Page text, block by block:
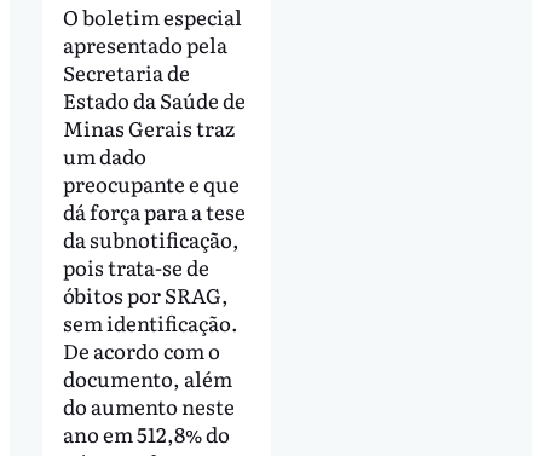
O boletim especial
apresentado pela
Secretaria de
Estado da Saúde de
Minas Gerais traz
um dado
preocupante e que
dá força para a tese
da subnotificação,
pois trata-se de
óbitos por SRAG,
sem identificação.
De acordo com o
documento, além
do aumento neste
ano em 512,8% do